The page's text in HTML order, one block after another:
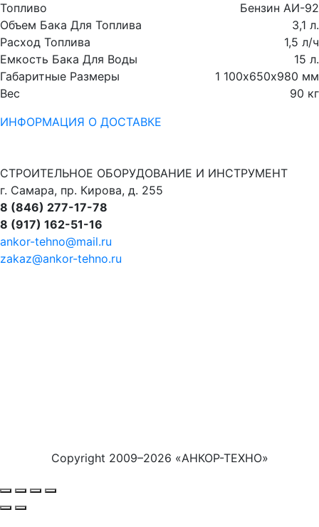
Топливо
Бензин АИ-92
Объем Бака Для Топлива
3,1 л.
Расход Топлива
1,5 л/ч
Емкость Бака Для Воды
15 л.
Габаритные Размеры
1 100х650х980 мм
Вес
90 кг
ИНФОРМАЦИЯ О ДОСТАВКЕ
СТРОИТЕЛЬНОЕ ОБОРУДОВАНИЕ И ИНСТРУМЕНТ
г. Самара, пр. Кирова, д. 255
8 (846) 277-17-78
8 (917) 162-51-16
ankor-tehno@mail.ru
zakaz@ankor-tehno.ru
Copyright 2009–2026 «АНКОР-ТЕХНО»